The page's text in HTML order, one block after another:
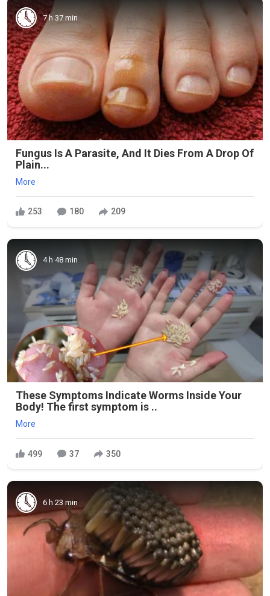
7 h 37 min
Fungus Is A Parasite, And It Dies From A Drop Of
Plain...
More
253 180 209
4 h 48 min
These Symptoms Indicate Worms Inside Your
Body! The first symptom is ..
More
499 37 350
6 h 23 min